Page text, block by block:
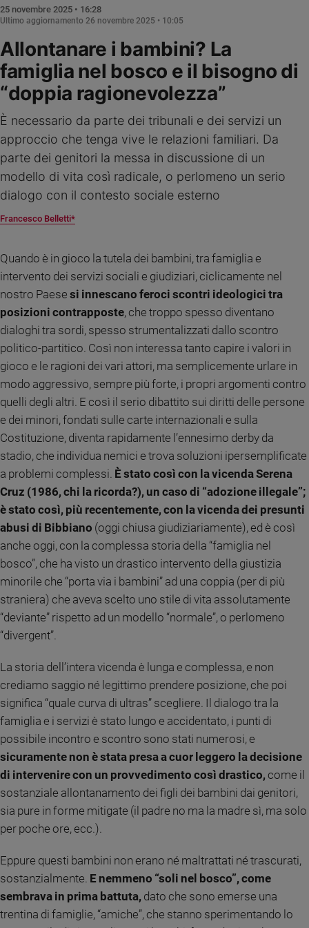
Ambiente
e
Volontariato
Diritti
Aziende
valore
Caso
della
Diversità
e
Cultura
e
Sanremo
2026
Cinema,
e
streaming
Libri
Musica
Arte
Famiglia
ed
educazione
Genitori
e
figli
Nonni
Coppia
Scuola
Adolescenza
Bioetica
Vai
Foto
Privacy
Allontanare i bambini? La
famiglia nel bosco e il bisogno di
“doppia ragionevolezza”
È necessario da parte dei tribunali e dei servizi un
approccio che tenga vive le relazioni familiari. Da
parte dei genitori la messa in discussione di un
modello di vita così radicale, o perlomeno un serio
dialogo con il contesto sociale esterno
Francesco Belletti*
25 novembre 2025 • 16:28
Ultimo aggiornamento 26 novembre 2025 • 10:05
Quando è in gioco la tutela dei bambini, tra famiglia e
intervento dei servizi sociali e giudiziari, ciclicamente nel
nostro Paese si innescano feroci scontri ideologici tra
posizioni contrapposte, che troppo spesso diventano
dialoghi tra sordi, spesso strumentalizzati dallo scontro
politico-partitico. Così non interessa tanto capire i valori in
gioco e le ragioni dei vari attori, ma semplicemente urlare in
modo aggressivo, sempre più forte, i propri argomenti contro
quelli degli altri. E così il serio dibattito sui diritti delle persone
e dei minori, fondati sulle carte internazionali e sulla
Costituzione, diventa rapidamente l’ennesimo derby da
stadio, che individua nemici e trova soluzioni ipersemplificate
a problemi complessi. È stato così con la vicenda Serena
Cruz (1986, chi la ricorda?), un caso di “adozione illegale”;
è stato così, più recentemente, con la vicenda dei presunti
abusi di Bibbiano (oggi chiusa giudiziariamente), ed è così
anche oggi, con la complessa storia della “famiglia nel
bosco”, che ha visto un drastico intervento della giustizia
minorile che “porta via i bambini” ad una coppia (per di più
straniera) che aveva scelto uno stile di vita assolutamente
“deviante” rispetto ad un modello “normale”, o perlomeno
“divergent”.
La storia dell’intera vicenda è lunga e complessa, e non
crediamo saggio né legittimo prendere posizione, che poi
significa “quale curva di ultras” scegliere. Il dialogo tra la
famiglia e i servizi è stato lungo e accidentato, i punti di
possibile incontro e scontro sono stati numerosi, e
sicuramente non è stata presa a cuor leggero la decisione
di intervenire con un provvedimento così drastico, come il
sostanziale allontanamento dei figli dei bambini dai genitori,
sia pure in forme mitigate (il padre no ma la madre sì, ma solo
per poche ore, ecc.).
Eppure questi bambini non erano né maltrattati né trascurati,
sostanzialmente. E nemmeno “soli nel bosco”, come
sembrava in prima battuta, dato che sono emerse una
trentina di famiglie, “amiche”, che stanno sperimentando lo